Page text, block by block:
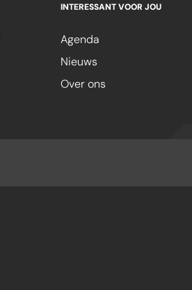
INTERESSANT VOOR JOU
Agenda
Nieuws
Over ons